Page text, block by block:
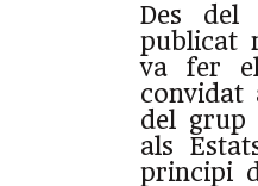
Des
publicat
va fer
convidat
del grup
als
principi